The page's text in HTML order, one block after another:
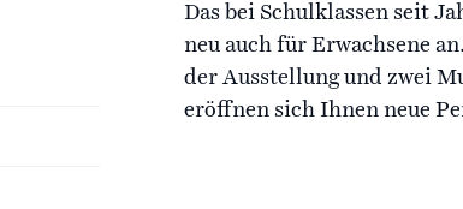
Das bei Schulklassen seit
neu auch für Erwachsene
der Ausstellung und zwei
eröffnen sich Ihnen neue